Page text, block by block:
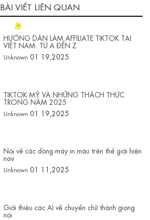
BÀI VIẾT LIÊN QUAN
HƯỚNG DẪN LÀM AFFILIATE TIKTOK TẠI
VIỆT NAM: TỪ A ĐẾN Z
Unknown 01 19,2025
TIKTOK MỸ VÀ NHỮNG THÁCH THỨC
TRONG NĂM 2025
Unknown 01 19,2025
Nói về các dòng máy in màu trên thế giới hiện
nay
Unknown 01 11,2025
Giới thiệu các AI về chuyển chữ thành giọng
nói